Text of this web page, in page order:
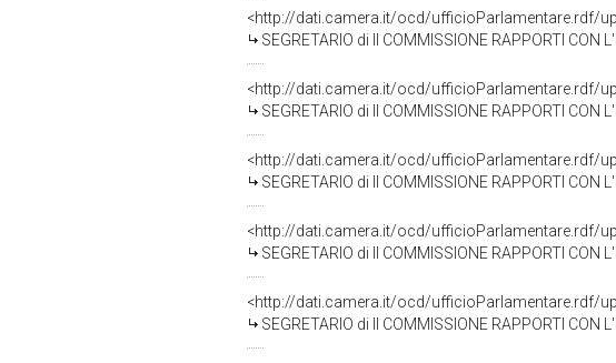
<http://dati.camera.it/ocd/ufficioParlamentare.rdf/
SEGRETARIO di II COMMISSIONE RAPPORTI CON
<http://dati.camera.it/ocd/ufficioParlamentare.rdf/
SEGRETARIO di II COMMISSIONE RAPPORTI CON
<http://dati.camera.it/ocd/ufficioParlamentare.rdf/
SEGRETARIO di II COMMISSIONE RAPPORTI CON
<http://dati.camera.it/ocd/ufficioParlamentare.rdf/
SEGRETARIO di II COMMISSIONE RAPPORTI CON
<http://dati.camera.it/ocd/ufficioParlamentare.rdf/
SEGRETARIO di II COMMISSIONE RAPPORTI CON